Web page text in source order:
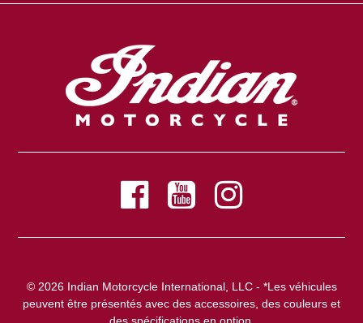
© 2026 Indian Motorcycle International, LLC - *Les véhicules
peuvent être présentés avec des accessoires, des couleurs et
des spécifications en option.